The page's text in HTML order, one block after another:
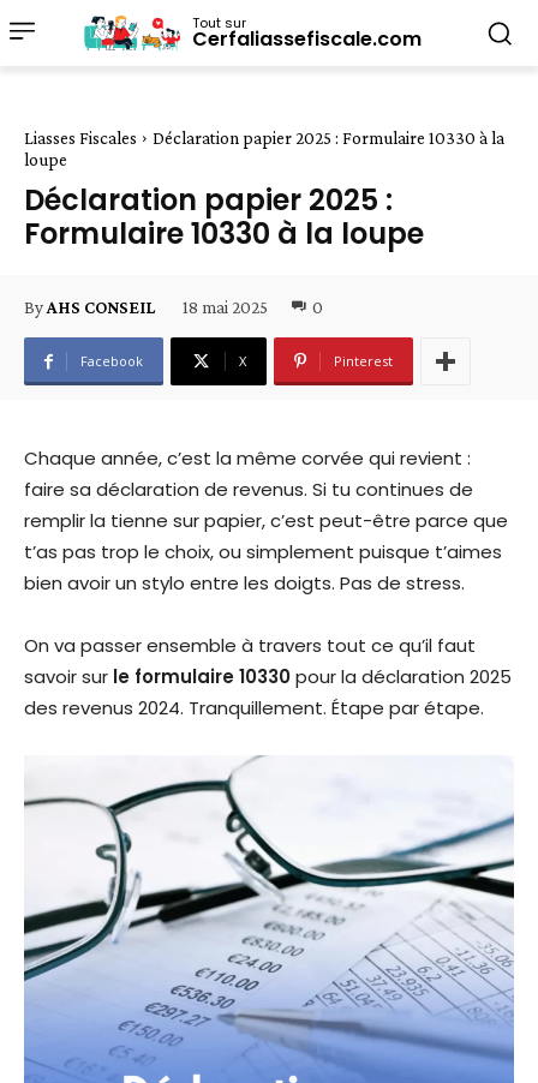
Tout sur
Cerfaliassefiscale.com
Liasses Fiscales
Déclaration papier 2025 : Formulaire 10330 à la
loupe
Déclaration papier 2025 :
Formulaire 10330 à la loupe
ByAHS CONSEIL 18 mai 2025 0
Facebook X Pinterest
Chaque année, c’est la même corvée qui revient :
faire sa déclaration de revenus. Si tu continues de
remplir la tienne sur papier, c’est peut-être parce que
t’as pas trop le choix, ou simplement puisque t’aimes
bien avoir un stylo entre les doigts. Pas de stress.
On va passer ensemble à travers tout ce qu’il faut
savoir sur le formulaire 10330pour la déclaration 2025
des revenus 2024. Tranquillement. Étape par étape.